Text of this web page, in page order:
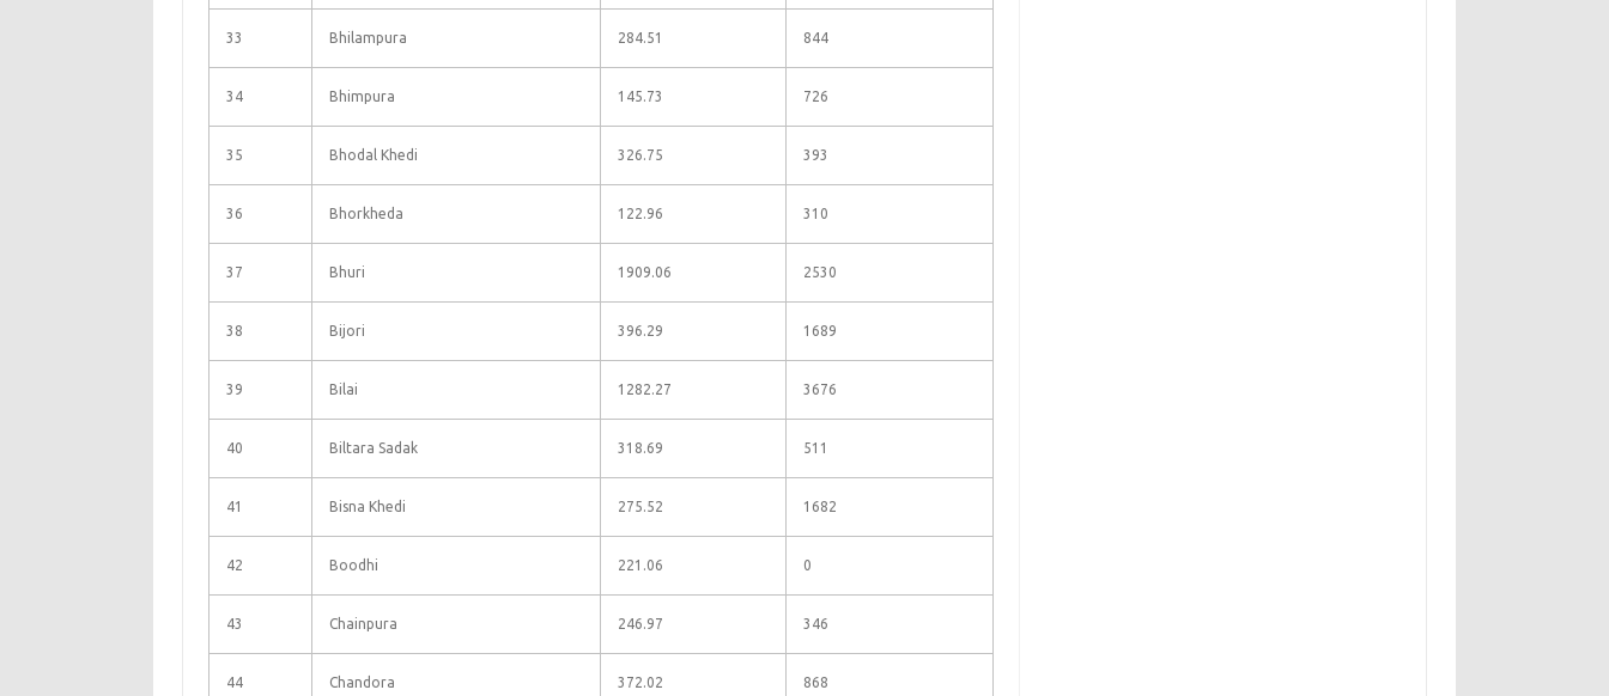
33 Bhilampura 284.51 844
34 Bhimpura 145.73 726
35 Bhodal Khedi 326.75 393
36 Bhorkheda 122.96 310
37 Bhuri 1909.06 2530
38 Bijori 396.29 1689
39 Bilai 1282.27 3676
40 Biltara Sadak 318.69 511
41 Bisna Khedi 275.52 1682
42 Boodhi 221.06 0
43 Chainpura 246.97 346
44 Chandora 372.02 868